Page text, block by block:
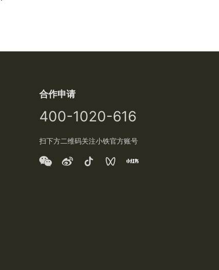
合作申请
400-1020-616
扫下方二维码关注小铁官方账号